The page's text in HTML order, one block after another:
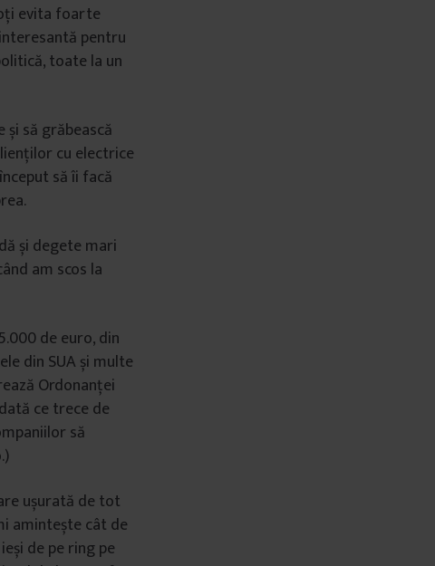
evita foarte
pentru
toate la un
și să grăbească
cu electrice
să îi facă
și degete mari
am scos la
de euro, din
din SUA și multe
Ordonanței
ce trece de
să
ușurată de tot
amintește cât de
de pe ring pe